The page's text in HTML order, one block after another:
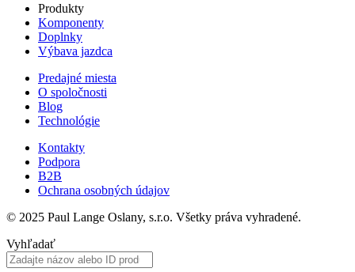
Produkty
Komponenty
Doplnky
Výbava jazdca
Predajné miesta
O spoločnosti
Blog
Technológie
Kontakty
Podpora
B2B
Ochrana osobných údajov
© 2025 Paul Lange Oslany, s.r.o. Všetky práva vyhradené.
Vyhľadať